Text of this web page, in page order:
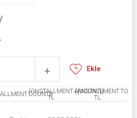
Ekle
{{INSTALLMENT.AMOUNT}}
TL
TL